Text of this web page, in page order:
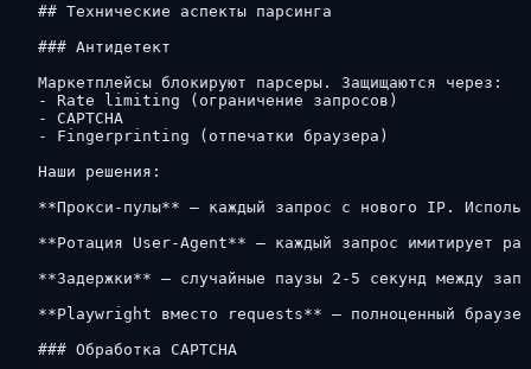
## Технические аспекты парсинга
### Антидетект
Маркетплейсы блокируют парсеры. Защищаются через:
- Rate limiting (ограничение запросов)
- CAPTCHA
- Fingerprinting (отпечатки браузера)
Наши решения:
**Прокси-пулы** — каждый запрос с нового IP.
**Ротация User-Agent** — каждый запрос имитирует
**Задержки** — случайные паузы 2-5 секунд между
**Playwright вместо requests** — полноценный
### Обработка CAPTCHA